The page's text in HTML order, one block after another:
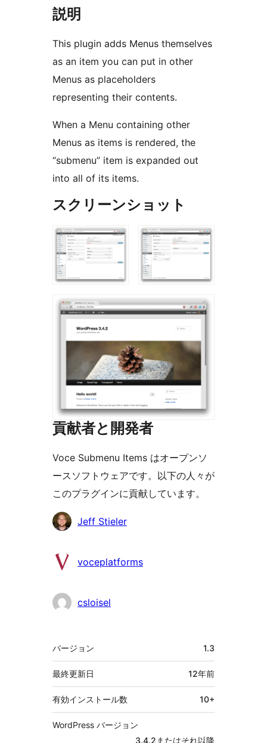
説明
This plugin adds Menus themselves
as an item you can put in other
Menus as placeholders
representing their contents.
When a Menu containing other
Menus as items is rendered, the
“submenu” item is expanded out
into all of its items.
スクリーンショット
貢献者と開発者
Voce Submenu Items はオープンソ
ースソフトウェアです。以下の人々が
このプラグインに貢献しています。
貢
者
Jeff Stieler
voceplatforms
csloisel
メ
タ
バージョン 1.3
最終更新日 12年前
有効インストール数 10+
WordPress バージョン
3.4.2またはそれ以降